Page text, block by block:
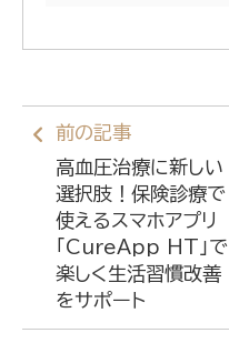
前の記事
高血圧治療に新しい
選択肢！保険診療で
使えるスマホアプリ
「CureApp HT」で
楽しく生活習慣改善
をサポート